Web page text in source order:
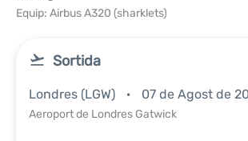
Equip: Airbus A320 (sharklets)
Sortida
Londres (LGW) 07 de Agost de
Aeroport de Londres Gatwick